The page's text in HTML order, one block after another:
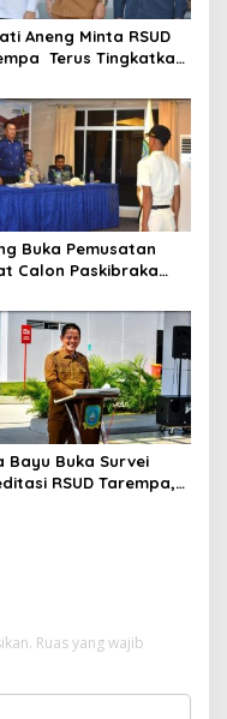
Aneng Minta RSUD
Terus Tingkatkan
Buka Pemusatan
Calon Paskibraka
dan Jiwa
Bayu Buka Survei
RSUD Tarempa,
Ruas yang wajib